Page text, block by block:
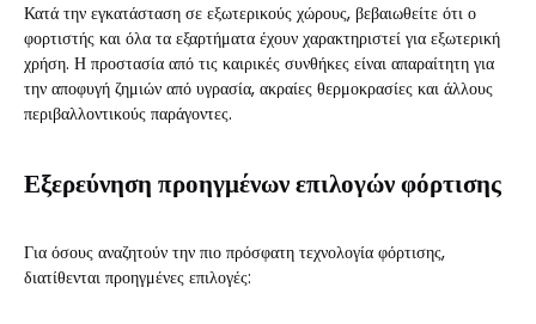
Κατά την εγκατάσταση σε εξωτερικούς χώρους, βεβαιωθείτε ότι ο
φορτιστής και όλα τα εξαρτήματα έχουν χαρακτηριστεί για εξωτερική
χρήση. Η προστασία από τις καιρικές συνθήκες είναι απαραίτητη για
την αποφυγή ζημιών από υγρασία, ακραίες θερμοκρασίες και άλλους
περιβαλλοντικούς παράγοντες.
Εξερεύνηση προηγμένων επιλογών φόρτισης
Για όσους αναζητούν την πιο πρόσφατη τεχνολογία φόρτισης,
διατίθενται προηγμένες επιλογές: